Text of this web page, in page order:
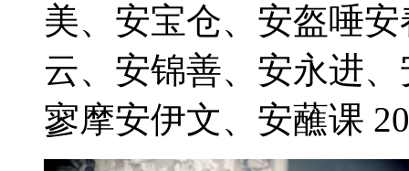
美、安宝仓、安盔唾
云、安锦善、安永进
寥摩安伊文、安蘸课